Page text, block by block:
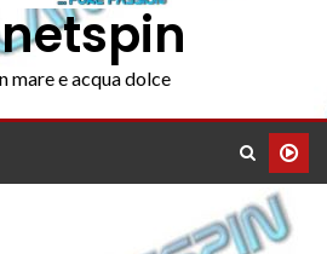
mare e acqua dolce